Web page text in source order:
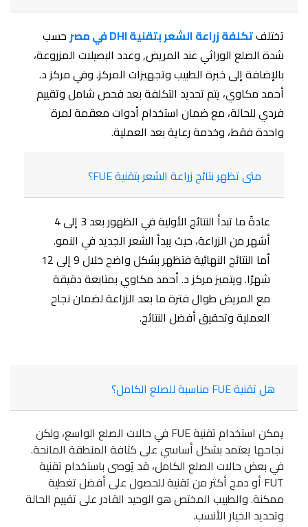
تختلفتكلفة زراعة الشعر بتقنية DHI في مصر
حسب
شدة الصلع الوراثي عند المريض, وعدد البصيلات المزروعة،
بالإضافة إلى خبرة الطبيب وتجهيزات المركز. وفي مركز د.
أحمد مكاوي، يتم تحديد التكلفة بعد فحص شامل وتقييم
فردي للحالة، مع ضمان استخدام أدوات معقمة لمرة
واحدة فقط، وخدمة رعاية بعد العملية.
متى تظهر نتائج زراعة الشعر بتقنية FUE؟
عادةً ما تبدأ النتائج الأولية في الظهور بعد 3 إلى 4
أشهر من الزراعة، حيث يبدأ الشعر الجديد في النمو.
أما النتائج النهائية فتظهر بشكل واضح خلال 9 إلى 12
شهرًا. ويتميز مركز د. أحمد مكاوي بمتابعة دقيقة
مع المريض طوال فترة ما بعد الزراعة لضمان نجاح
العملية وتحقيق أفضل النتائج.
هل تقنية FUE مناسبة للصلع الكامل؟
يمكن استخدام تقنية FUE في حالات الصلع الواسع، ولكن
نجاحها يعتمد بشكل أساسي على كثافة المنطقة المانحة.
في بعض حالات الصلع الكامل، قد يُوصى باستخدام تقنية
FUT أو دمج أكثر من تقنية للحصول على أفضل تغطية
ممكنة. والطبيب المختص هو الوحيد القادر على تقييم الحالة
وتحديد الخيار الأنسب.